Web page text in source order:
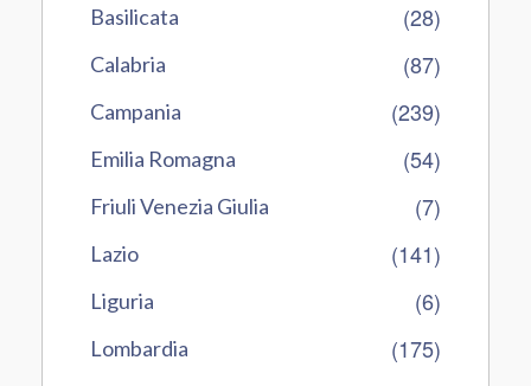
Basilicata (28)
Calabria (87)
Campania (239)
Emilia Romagna (54)
Friuli Venezia Giulia (7)
Lazio (141)
Liguria (6)
Lombardia (175)